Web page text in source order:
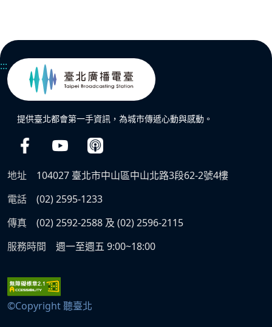
:::
提供臺北都會第一手資訊，為城市傳遞心動與感動。
地址
104027 臺北市中山區中山北路3段62-2號4樓
電話
(02) 2595-1233
傳真
(02) 2592-2588 及 (02) 2596-2115
服務時間
週一至週五 9:00~18:00
©Copyright 聽臺北